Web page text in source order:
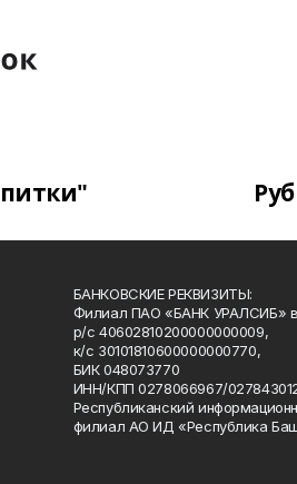
БАНКОВСКИЕ РЕКВИЗИТЫ:
Филиал ПАО «БАНК УРАЛСИБ» в
р/с 40602810200000000009,
к/с 30101810600000000770,
БИК 048073770
ИНН/КПП 0278066967/
Республиканский
филиал АО ИД «Республика